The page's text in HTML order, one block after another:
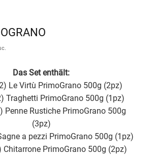
Das Set enthält:
Le Virtù PrimoGrano 500g (2pz)
Traghetti PrimoGrano 500g (1pz)
Penne Rustiche PrimoGrano 500g
(3pz)
a pezzi PrimoGrano 500g (1pz)
Chitarrone PrimoGrano 500g (2pz)